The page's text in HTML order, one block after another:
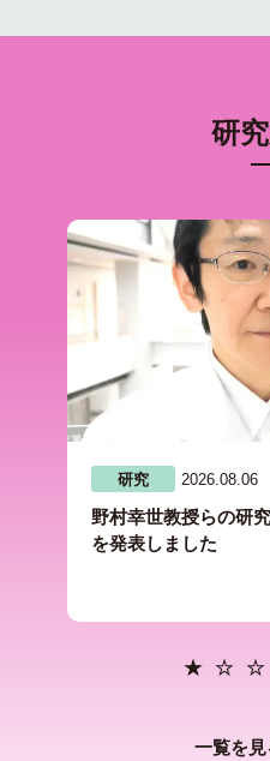
研
研究 2026.08.06
野村幸世教授らの研
を発表しました
一覧を見